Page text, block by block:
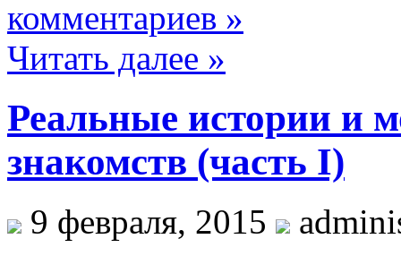
комментариев »
Читать далее »
Реальные истории и
знакомств (часть I)
9 февраля, 2015